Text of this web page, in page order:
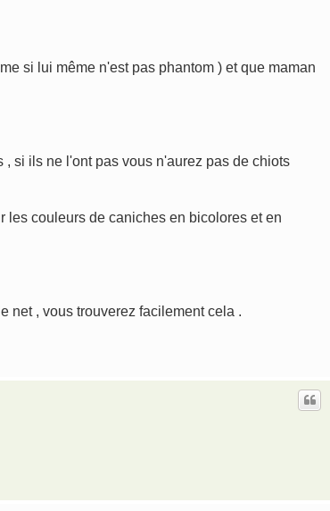
si lui même n'est pas phantom ) et que maman
si ils ne l'ont pas vous n'aurez pas de chiots
les couleurs de caniches en bicolores et en
net , vous trouverez facilement cela .